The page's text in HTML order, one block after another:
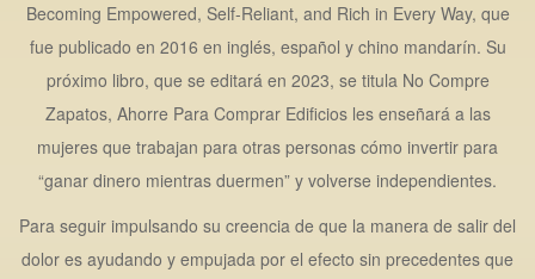
Becoming Empowered, Self-Reliant, and Rich in Every Way, que
fue publicado en 2016 en inglés, español y chino mandarín. Su
próximo libro, que se editará en 2023, se titula No Compre
Zapatos, Ahorre Para Comprar Edificios les enseñará a las
mujeres que trabajan para otras personas cómo invertir para
“ganar dinero mientras duermen” y volverse independientes.
Para seguir impulsando su creencia de que la manera de salir del
dolor es ayudando y empujada por el efecto sin precedentes que